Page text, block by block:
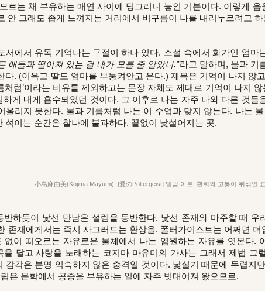
르는 채 부유하는 매연 사이에 덩그러니 놓인 기분이다. 이렇게
안 그래도 좁게 느껴지는 거리에서 비구름이 나를 내리누르려고
서에서 유독 기억나는 구절이 하나 있다. 소설 속에서 화가인 엄마
애들과 떨어져 있는 걸 내가 모를 줄 알았니.”라고 말하며, 물과 기
다. (이윽고 딸도 엄마를 부둥켜안고 운다.) 제목은 기억이 나지 않
처럼’이라는 비유를 제외하고는 문장 자체도 제대로 기억이 나지 않
하게 내게 흡수되었던 것이다. 그 이후로 나는 자주 나와 다른 것들
울리지 못한다. 물과 기름처럼 나는 이 수업과 맞지 않는다. 나는
섞이는 순간은 찰나에 불과하다. 끝없이 낯설어지는 곳.
小島麻由美(Kojima Mayumi)_[愛のPoltergeist] 앨범 아트. 환희와 고통이 뒤섞인
반하듯이 낯선 만남은 설렘을 동반한다. 낯선 존재와 마주할 때 우
존재에게서는 즉시 사그러드는 환상을. 폴터가이스트는 어쩌면
없이 떠오르는 자유로운 물체에서 나는 염원하는 자유를 엿본다.
을 달고 사랑을 노래하는 코지마 마유미의 가사는 그래서 제법 그
감각은 분명 익숙하지 않은 충격일 것이다. 낯설기 때문에 두렵지
은 문학에서 공중을 부유하는 일에 자주 빗대어져 왔으므로.